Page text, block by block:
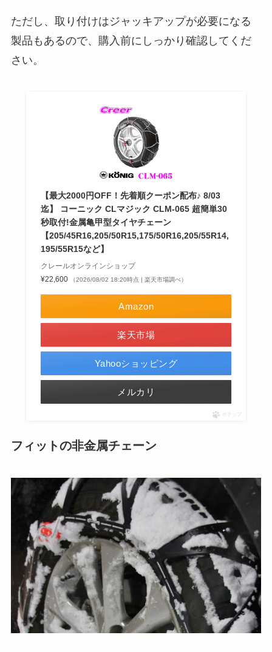
ただし、取り付けはジャッキアップが必要になる
製品もあるので、購入前にしっかり確認してくだ
さい。
【最大2000円OFF！先着順クーポン配布♪ 8/03
迄】 コーニック CLマジック CLM-065 超簡単30
秒取付!金属亀甲型タイヤチェーン
【205/45R16,205/50R15,175/50R16,205/55R14,
195/55R15など】
クレールオンラインショップ
¥22,600
（2026/08/02 18:20時点 | 楽天市場調べ）
Amazon
楽天市場
Yahooショッピング
メルカリ
ポチップ
フィットの非金属チェーン